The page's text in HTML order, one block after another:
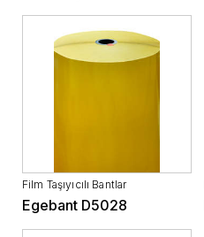
Film Taşıyıcılı Bantlar
Egebant D5028